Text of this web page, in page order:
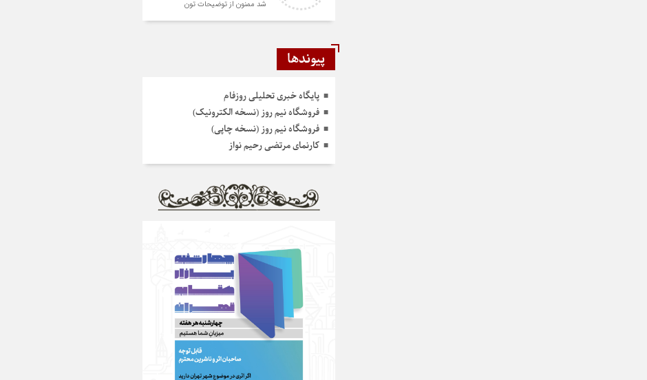
شد ممنون از توضیحات تون
پیوندها
پایگاه خبری تحلیلی روزفام
فروشگاه نیم روز (نسخه الکترونیک)
فروشگاه نیم روز (نسخه چاپی)
کارنمای مرتضی رحیم نواز